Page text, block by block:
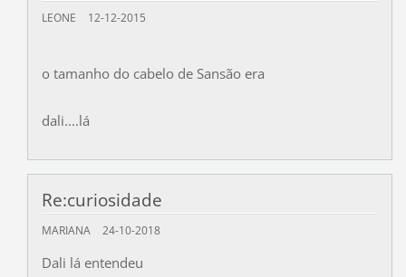
LEONE 12-12-2015
o tamanho do cabelo de Sansão era
dali....lá
Re:curiosidade
MARIANA 24-10-2018
Dali lá entendeu